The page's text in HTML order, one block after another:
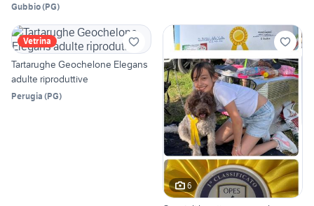
Gubbio(PG)
Vetrina
Tartarughe Geochelone Elegans
adulte riproduttive
Perugia (PG)
6